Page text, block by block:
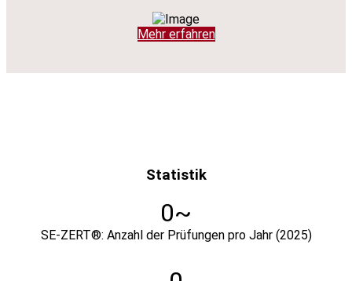
Mehr erfahren
Statistik
0
SE-ZERT®: Anzahl der Prüfungen pro Jahr (2025)